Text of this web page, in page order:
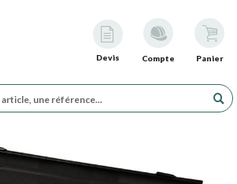
Devis Compte Panier